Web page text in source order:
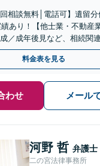
相談無料│電話可】遺留
あり！【他士業・不動産
／成年後見など、相続関
相談可】【法テラス利用
料金表を見る
わせ メール
河野 哲 弁護士
二の宮法律事務所